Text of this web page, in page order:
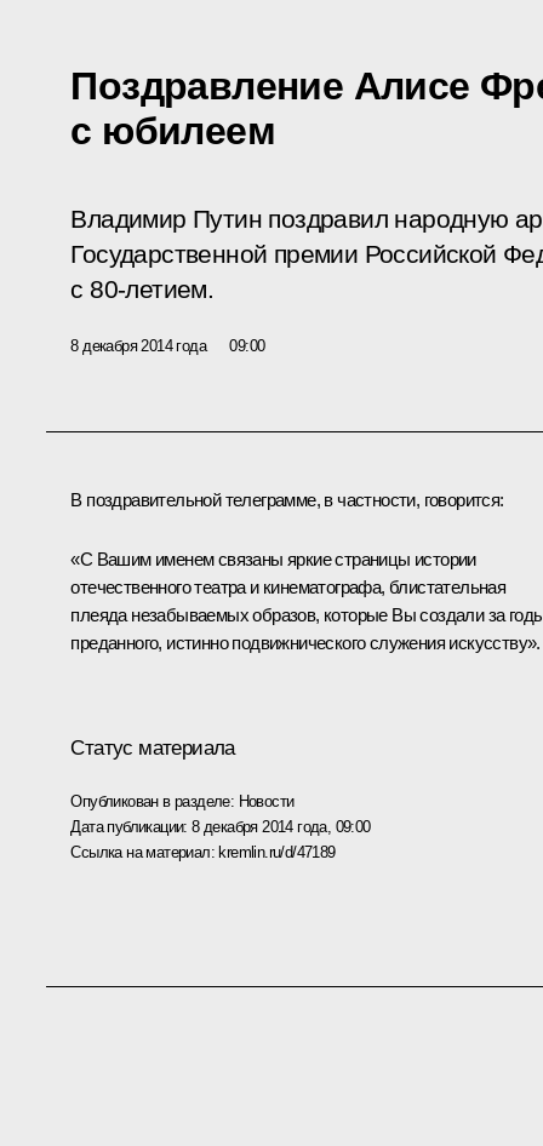
Поздравление Алисе
с юбилеем
Владимир Путин поздравил народную
Государственной премии Российской
с 80-летием.
8 декабря 2014 года 09:00
В поздравительной телеграмме, в частности, говорится:
«С Вашим именем связаны яркие страницы истории
отечественного театра и кинематографа, блистательная
плеяда незабываемых образов, которые Вы создали за
преданного, истинно подвижнического служения искусству».
Статус материала
Опубликован в разделе: Новости
Дата публикации:8 декабря 2014 года, 09:00
Ссылка на материал: kremlin.ru/d/47189